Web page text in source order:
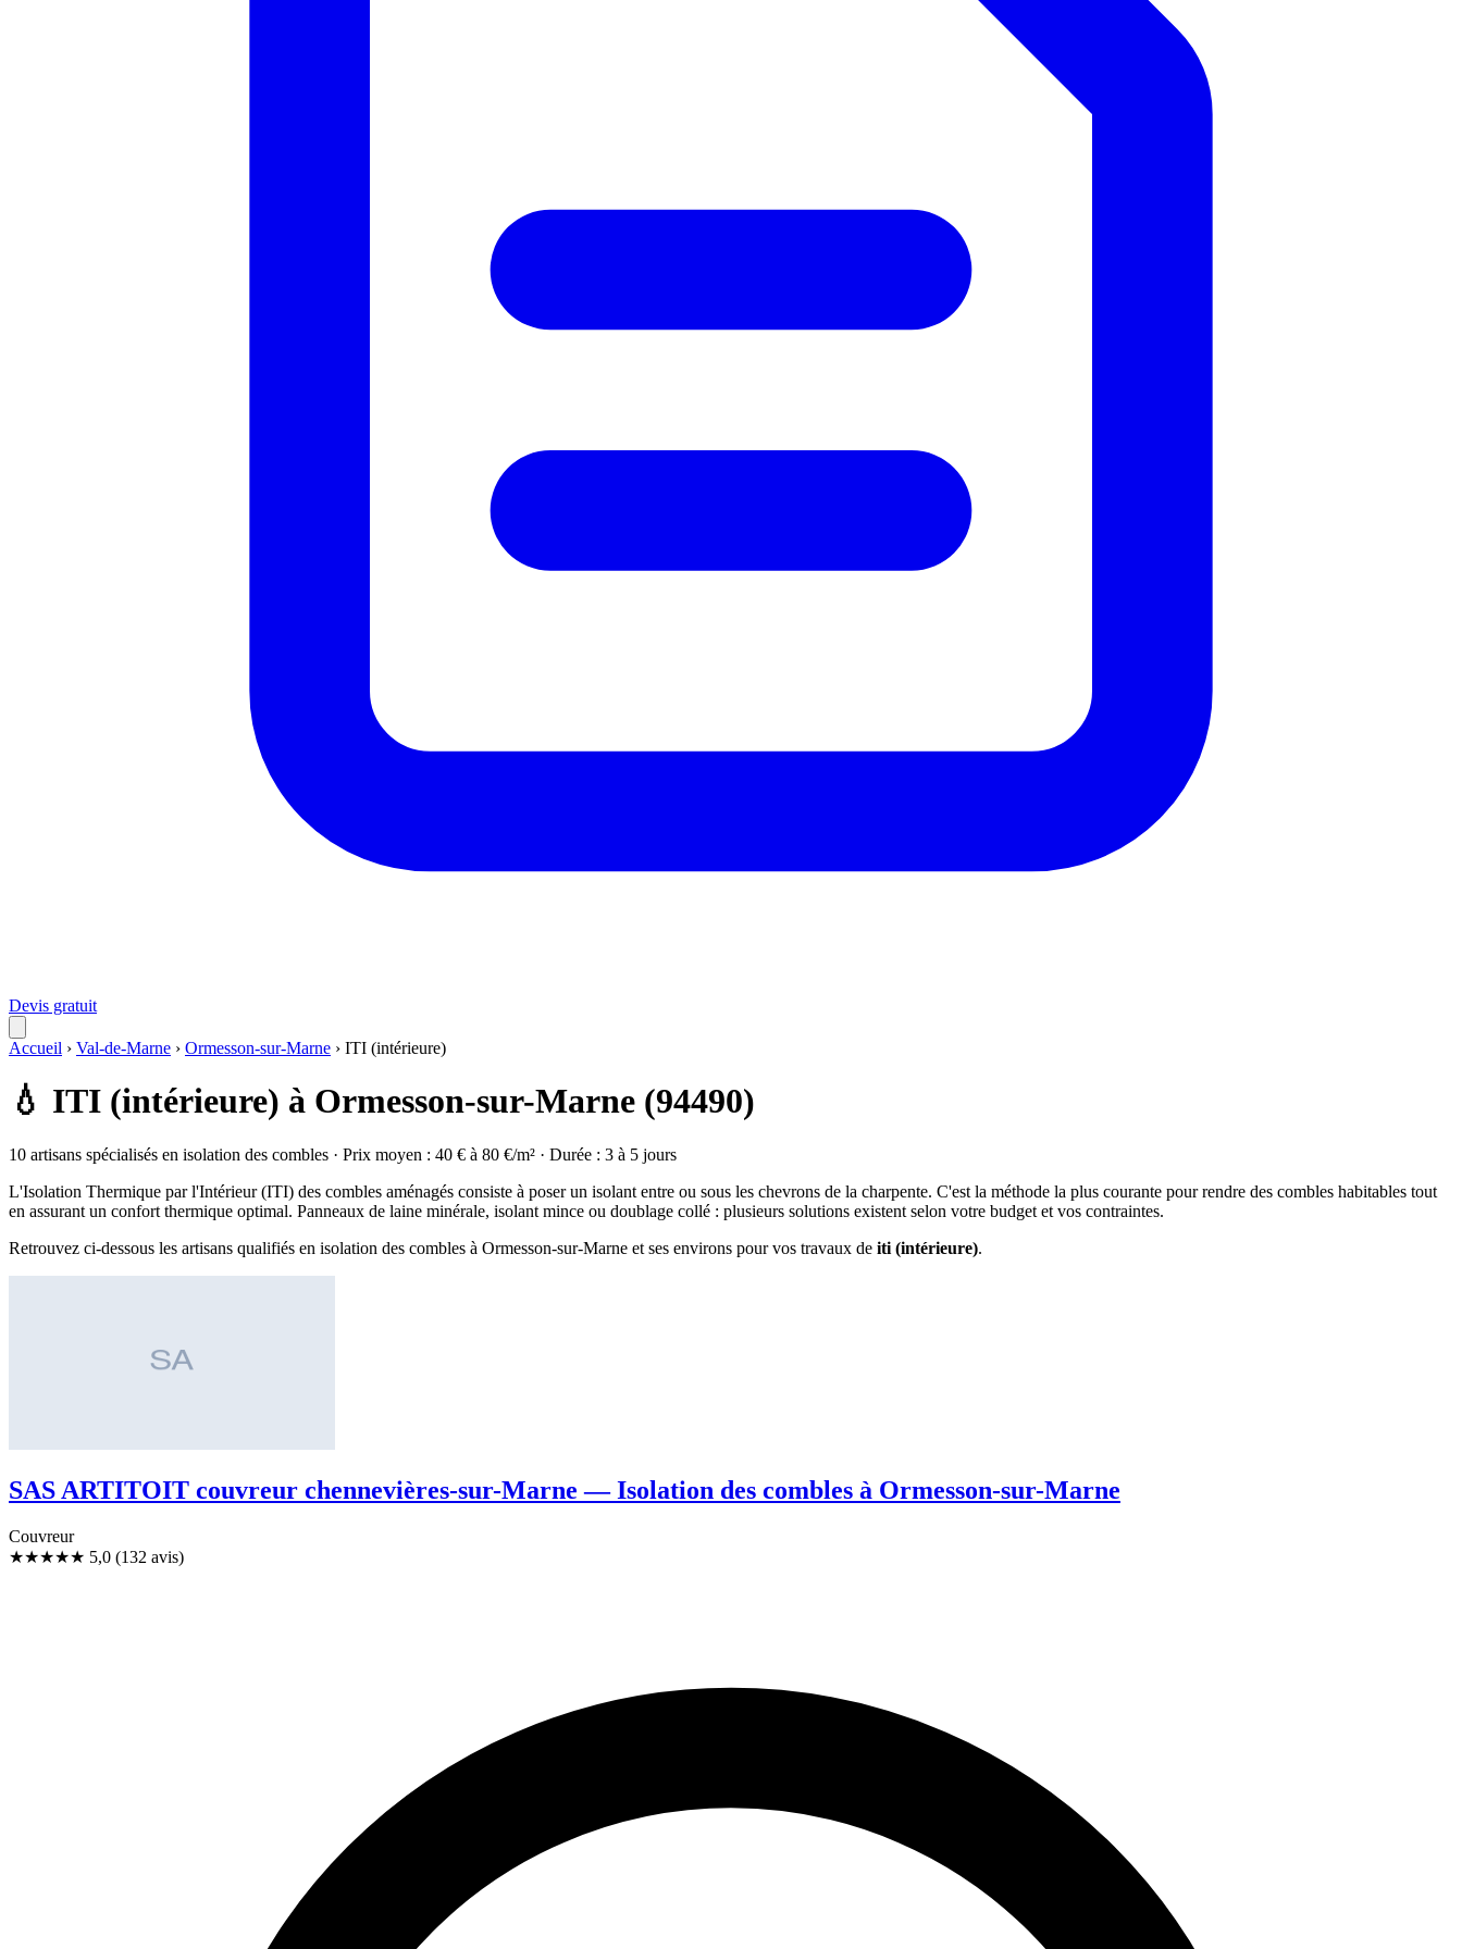
Devis gratuit
Accueil › Val-de-Marne › Ormesson-sur-Marne › ITI (intérieure)
💧 ITI (intérieure) à Ormesson-sur-Marne (94490)
10 artisans spécialisés en isolation des combles · Prix moyen : 40 € à 80 €/m² · Durée : 3 à 5 jours
L'Isolation Thermique par l'Intérieur (ITI) des combles aménagés consiste à poser un isolant entre ou sous les chevrons de la charpente. C'est la méthode la plus courante pour rendre des combles habitables tout
en assurant un confort thermique optimal. Panneaux de laine minérale, isolant mince ou doublage collé : plusieurs solutions existent selon votre budget et vos contraintes.
Retrouvez ci-dessous les artisans qualifiés en isolation des combles à Ormesson-sur-Marne et ses environs pour vos travaux de iti (intérieure).
SAS ARTITOIT couvreur chennevières-sur-Marne — Isolation des combles à Ormesson-sur-Marne
Couvreur
★★★★★ 5,0 (132 avis)